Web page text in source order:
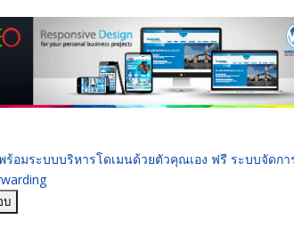
อมระบบบริหารโดเมนด้วยตัวคุณเอง ฟรี ระบบจัดกา